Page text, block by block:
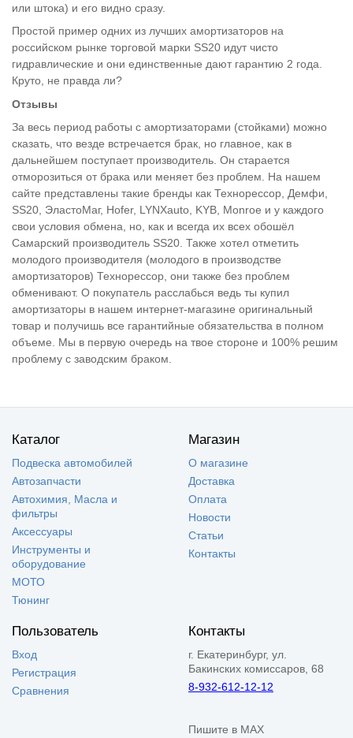
или штока) и его видно сразу.
Простой пример одних из лучших амортизаторов на
российском рынке торговой марки SS20 идут чисто
гидравлические и они единственные дают гарантию 2 года.
Круто, не правда ли?
Отзывы
За весь период работы с амортизаторами (стойками) можно
сказать, что везде встречается брак, но главное, как в
дальнейшем поступает производитель. Он старается
отморозиться от брака или меняет без проблем. На нашем
сайте представлены такие бренды как Технорессор, Демфи,
SS20, ЭластоМаг, Hofer, LYNXauto, KYB, Monroe и у каждого
свои условия обмена, но, как и всегда их всех обошёл
Самарский производитель SS20. Также хотел отметить
молодого производителя (молодого в производстве
амортизаторов) Технорессор, они также без проблем
обменивают. О покупатель расслабься ведь ты купил
амортизаторы в нашем интернет-магазине оригинальный
товар и получишь все гарантийные обязательства в полном
объеме. Мы в первую очередь на твое стороне и 100% решим
проблему с заводским браком.
Каталог
Подвеска автомобилей
Автозапчасти
Автохимия, Масла и
фильтры
Аксессуары
Инструменты и
оборудование
МОТО
Тюнинг
Магазин
О магазине
Доставка
Оплата
Новости
Статьи
Контакты
Пользователь
Вход
Регистрация
Сравнения
Контакты
г. Екатеринбург, ул.
Бакинских комиссаров, 68
8-932-612-12-12
Пишите в MAX